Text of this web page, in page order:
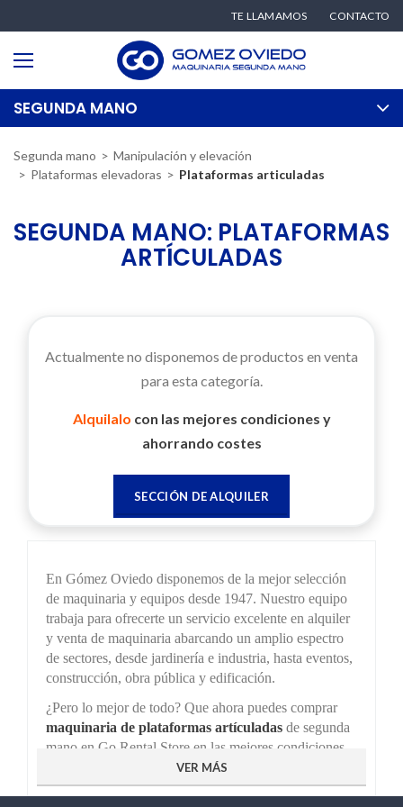
TE LLAMAMOS CONTACTO
SEGUNDA MANO
Segunda mano
Manipulación y elevación
Plataformas elevadoras
Plataformas articuladas
SEGUNDA MANO: PLATAFORMAS
ARTÍCULADAS
Actualmente no disponemos de productos en venta
para esta categoría.
Alquilalo con las mejores condiciones y
ahorrando costes
SECCIÓN DE ALQUILER
En Gómez Oviedo disponemos de la mejor selección
de maquinaria y equipos desde 1947. Nuestro equipo
trabaja para ofrecerte un servicio excelente en alquiler
y venta de maquinaria abarcando un amplio espectro
de sectores, desde jardinería e industria, hasta eventos,
construcción, obra pública y edificación.
¿Pero lo mejor de todo? Que ahora puedes comprar
maquinaria de plataformas artículadas de segunda
mano en Go Rental Store en las mejores condiciones.
Y es que en Gómez Oviedo pensamos en las ventajas
que puede aportar a nuestros clientes la venta de
VER MÁS